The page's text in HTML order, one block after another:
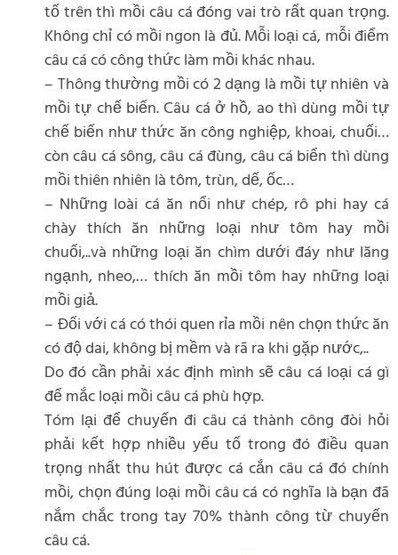
tố trên thì mồi câu cá đóng vai trò rất quan trọng.
Không chỉ có mồi ngon là đủ. Mỗi loại cá, mỗi điểm
câu cá có công thức làm mồi khác nhau.
– Thông thường mồi có 2 dạng là mồi tự nhiên và
mồi tự chế biến. Câu cá ở hồ, ao thì dùng mồi tự
chế biến như thức ăn công nghiệp, khoai, chuối…
còn câu cá sông, câu cá đùng, câu cá biển thì dùng
mồi thiên nhiên là tôm, trùn, dế, ốc…
– Những loài cá ăn nổi như chép, rô phi hay cá
chày thích ăn những loại như tôm hay mồi
chuối,..và những loại ăn chìm dưới đáy như lăng
ngạnh, nheo,… thích ăn mồi tôm hay những loại
mồi giả.
– Đối với cá có thói quen rỉa mồi nên chọn thức ăn
có độ dai, không bị mềm và rã ra khi gặp nước,..
Do đó cần phải xác định mình sẽ câu cá loại cá gì
để mắc loại mồi câu cá phù hợp.
Tóm lại để chuyến đi câu cá thành công đòi hỏi
phải kết hợp nhiều yếu tố trong đó điều quan
trọng nhất thu hút được cá cắn câu cá đó chính
mồi, chọn đúng loại mồi câu cá có nghĩa là bạn đã
nắm chắc trong tay 70% thành công từ chuyến
câu cá.